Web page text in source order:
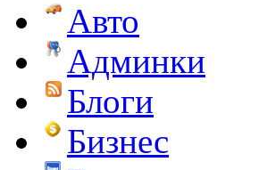
Авто
Админки
Блоги
Бизнес